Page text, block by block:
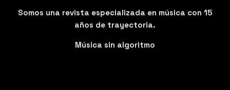
Somos una revista especializada en música con 15
años de trayectoria.
Música sin algoritmo